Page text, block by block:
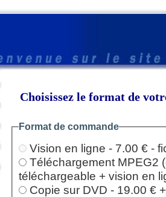
Choisissez le format de
Format de commande
Vision en ligne - 7.00 € -
Téléchargement MPEG2
téléchargeable + vision en
Copie sur DVD - 19.00 €